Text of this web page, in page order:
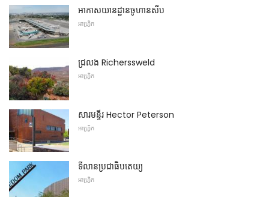
អាកាសយានដ្ឋានចូហានសឺប
អាហ្វ្រិក
ជ្រលង Richerssweld
អាហ្វ្រិក
សារមន្ទីរ Hector Peterson
អាហ្វ្រិក
ទីលានប្រជាធិបតេយ្យ
អាហ្វ្រិក